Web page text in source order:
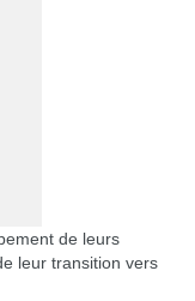
de leurs
leur transition vers